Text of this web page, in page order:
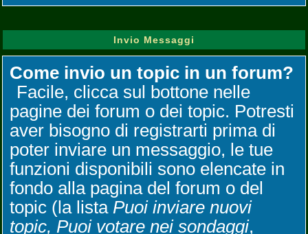
Invio Messaggi
Come invio un topic in un forum?
Facile, clicca sul bottone nelle
pagine dei forum o dei topic. Potresti
aver bisogno di registrarti prima di
poter inviare un messaggio, le tue
funzioni disponibili sono elencate in
fondo alla pagina del forum o del
topic (la lista Puoi inviare nuovi
topic, Puoi votare nei sondaggi,